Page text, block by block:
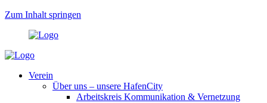
Zum Inhalt springen
Verein
Über uns – unsere HafenCity
Arbeitskreis Kommunikation & Vernetzung